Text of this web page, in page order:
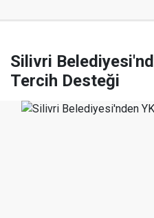
Silivri
Tercih Desteği